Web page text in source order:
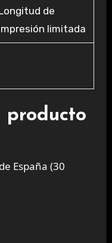
de
limitada
producto
España (30